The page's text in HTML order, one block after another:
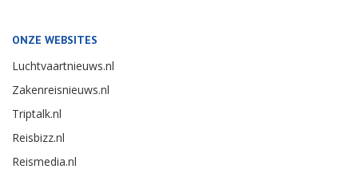
ONZE WEBSITES
Luchtvaartnieuws.nl
Zakenreisnieuws.nl
Triptalk.nl
Reisbizz.nl
Reismedia.nl